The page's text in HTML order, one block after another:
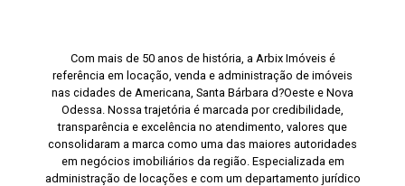
Com mais de 50 anos de história, a Arbix Imóveis é
referência em locação, venda e administração de imóveis
nas cidades de Americana, Santa Bárbara d?Oeste e Nova
Odessa. Nossa trajetória é marcada por credibilidade,
transparência e excelência no atendimento, valores que
consolidaram a marca como uma das maiores autoridades
em negócios imobiliários da região. Especializada em
administração de locações e com um departamento jurídico